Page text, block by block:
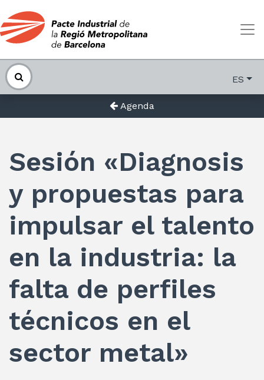
ES
Agenda
Sesión «Diagnosis
y propuestas para
impulsar el talento
en la industria: la
falta de perfiles
técnicos en el
sector metal»